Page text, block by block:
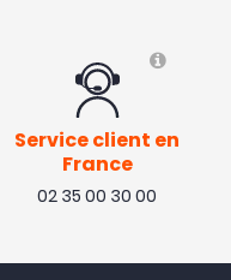
Service client en
France
02 35 00 30 00